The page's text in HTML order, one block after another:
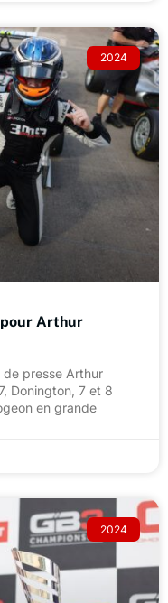
2024
pour Arthur
presse Arthur
Donington, 7 et 8
en grande
2024